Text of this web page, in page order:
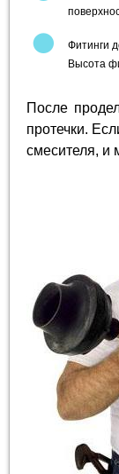
Фитинги
Высота
После
протечки.
смесителя, и